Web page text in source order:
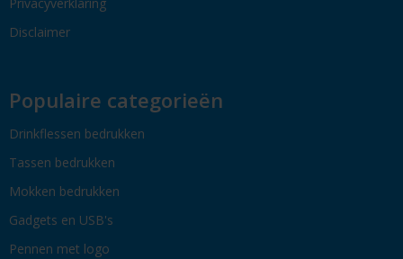
Disclaimer
Populaire categorieën
Drinkflessen bedrukken
Tassen bedrukken
Mokken bedrukken
Gadgets en USB's
Pennen met logo